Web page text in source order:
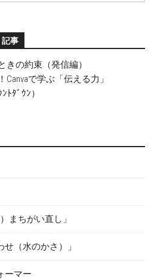
記事
きの約束（発信編）
で学ぶ「伝える力」
ﾄﾀﾞｳﾝ）
まちがい直し」
（水のかさ）」
ーマー